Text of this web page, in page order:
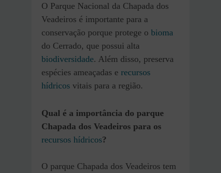
O Parque Nacional da Chapada dos
Veadeiros é importante para a
conservação porque protege o bioma
do Cerrado, que possui alta
biodiversidade. Além disso, preserva
espécies ameaçadas e recursos
hídricos vitais para a região.
Qual é a importância do parque
Chapada dos Veadeiros para os
recursos hídricos?
O parque Chapada dos Veadeiros tem